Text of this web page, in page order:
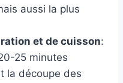
aussi la plus
et de cuisson:
25 minutes
la découpe des